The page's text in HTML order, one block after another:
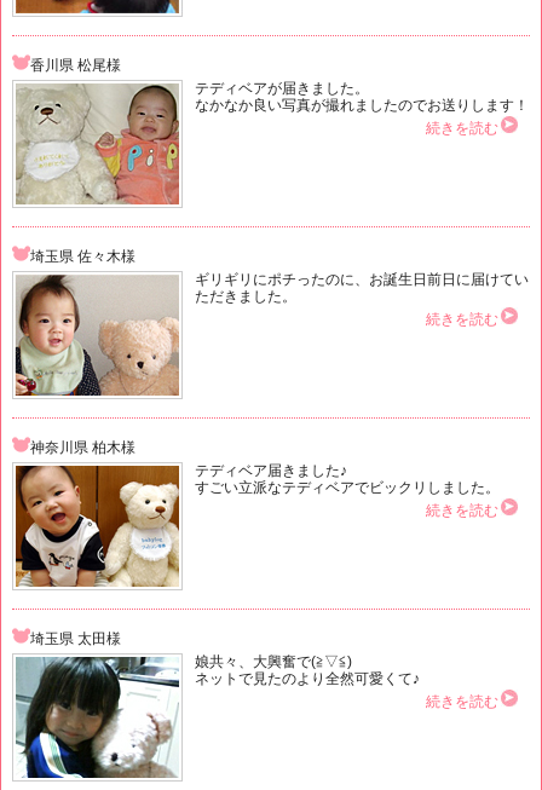
香川県 松尾様
テディベアが届きました。
なかなか良い写真が撮れましたのでお送りします！
続きを読む
埼玉県 佐々木様
ギリギリにポチったのに、お誕生日前日に届けてい
ただきました。
続きを読む
神奈川県 柏木様
テディベア届きました♪
すごい立派なテディベアでビックリしました。
続きを読む
埼玉県 太田様
娘共々、大興奮で(≧▽≦)
ネットで見たのより全然可愛くて♪
続きを読む